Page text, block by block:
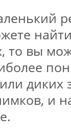
вы
диких
и